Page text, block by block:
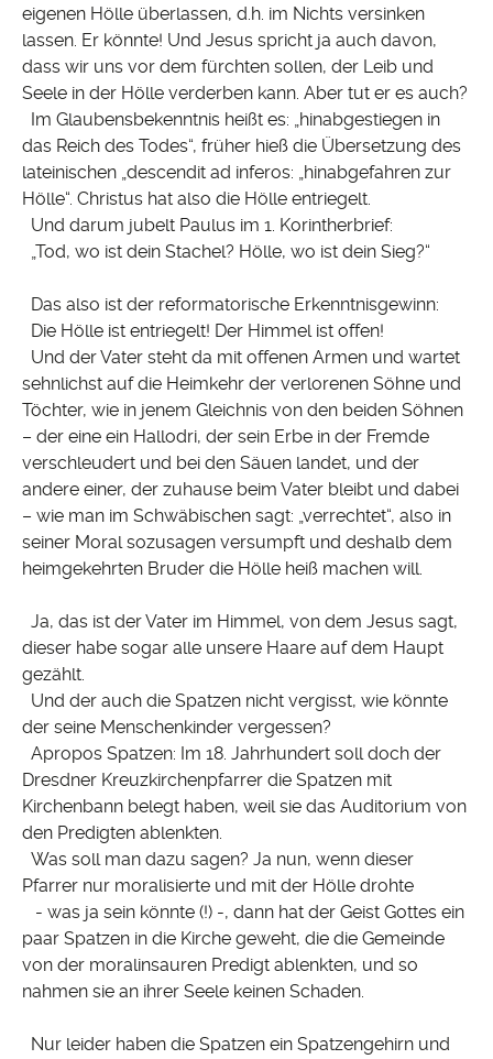
eigenen Hölle überlassen, d.h. im Nichts versinken
lassen. Er könnte! Und Jesus spricht ja auch davon,
dass wir uns vor dem fürchten sollen, der Leib und
Seele in der Hölle verderben kann. Aber tut er es auch?
Im Glaubensbekenntnis heißt es: „hinabgestiegen in
das Reich des Todes“, früher hieß die Übersetzung des
lateinischen „descendit ad inferos: „hinabgefahren zur
Hölle“. Christus hat also die Hölle entriegelt.
Und darum jubelt Paulus im 1. Korintherbrief:
„Tod, wo ist dein Stachel? Hölle, wo ist dein Sieg?“
Das also ist der reformatorische Erkenntnisgewinn:
Die Hölle ist entriegelt! Der Himmel ist offen!
Und der Vater steht da mit offenen Armen und wartet
sehnlichst auf die Heimkehr der verlorenen Söhne und
Töchter, wie in jenem Gleichnis von den beiden Söhnen
– der eine ein Hallodri, der sein Erbe in der Fremde
verschleudert und bei den Säuen landet, und der
andere einer, der zuhause beim Vater bleibt und dabei
– wie man im Schwäbischen sagt: „verrechtet“, also in
seiner Moral sozusagen versumpft und deshalb dem
heimgekehrten Bruder die Hölle heiß machen will.
Ja, das ist der Vater im Himmel, von dem Jesus sagt,
dieser habe sogar alle unsere Haare auf dem Haupt
gezählt.
Und der auch die Spatzen nicht vergisst, wie könnte
der seine Menschenkinder vergessen?
Apropos Spatzen: Im 18. Jahrhundert soll doch der
Dresdner Kreuzkirchenpfarrer die Spatzen mit
Kirchenbann belegt haben, weil sie das Auditorium von
den Predigten ablenkten.
Was soll man dazu sagen? Ja nun, wenn dieser
Pfarrer nur moralisierte und mit der Hölle drohte
- was ja sein könnte (!) -, dann hat der Geist Gottes ein
paar Spatzen in die Kirche geweht, die die Gemeinde
von der moralinsauren Predigt ablenkten, und so
nahmen sie an ihrer Seele keinen Schaden.
Nur leider haben die Spatzen ein Spatzengehirn und